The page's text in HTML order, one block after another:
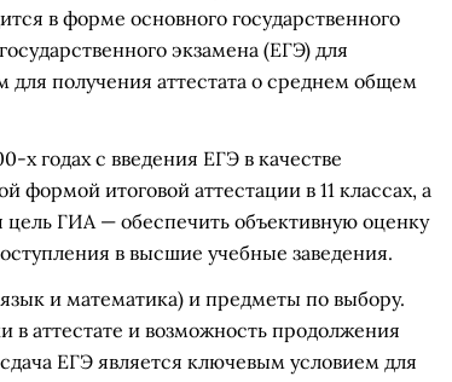
в форме основного государственного
экзамена (ЕГЭ) для
получения аттестата о среднем общем
х годах с введения ЕГЭ в качестве
формой итоговой аттестации в 11 классах, а
ГИА — обеспечить объективную оценку
в высшие учебные заведения.
и математика) и предметы по выбору.
в аттестате и возможность продолжения
ЕГЭ является ключевым условием для